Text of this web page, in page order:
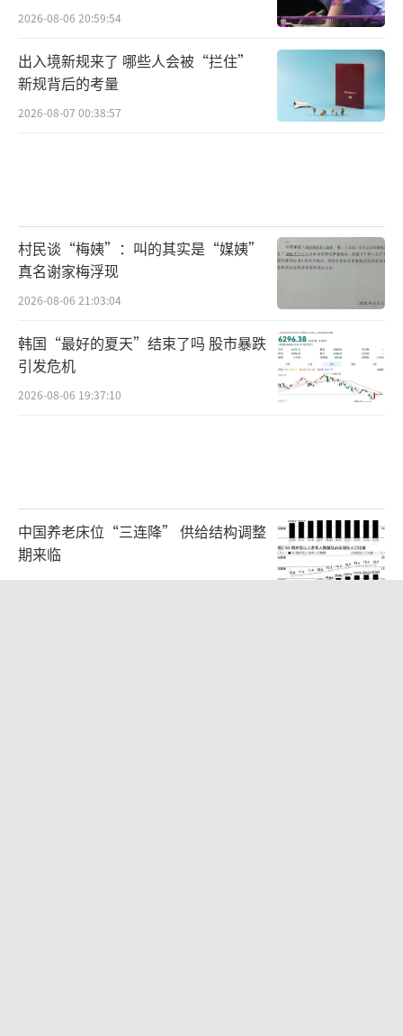
2026-08-06 20:59:54
出入境新规来了 哪些人会被“拦住”
新规背后的考量
2026-08-07 00:38:57
村民谈“梅姨”：叫的其实是“媒姨”
真名谢家梅浮现
2026-08-06 21:03:04
韩国“最好的夏天”结束了吗 股市暴跌
引发危机
2026-08-06 19:37:10
中国养老床位“三连降” 供给结构调整
期来临
2026-08-06 23:43:52